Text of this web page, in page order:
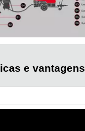
e vantagens